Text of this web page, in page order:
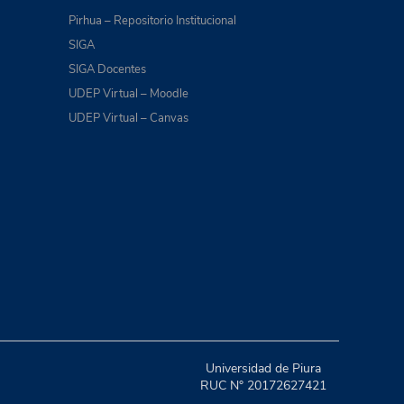
Pirhua – Repositorio Institucional
SIGA
SIGA Docentes
UDEP Virtual – Moodle
UDEP Virtual – Canvas
Universidad de Piura
RUC N° 20172627421